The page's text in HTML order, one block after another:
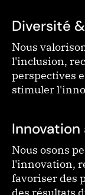
Diversité
Nous
l'inclusion,
perspectives
stimuler
Innovation
Nous osons
l'innovation,
favoriser des